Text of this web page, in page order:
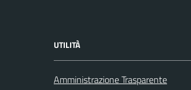
UTILITÀ
Amministrazione Trasparente